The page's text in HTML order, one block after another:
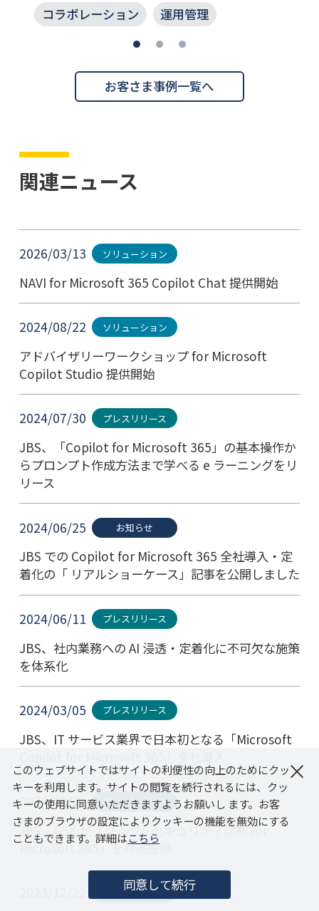
コラボレーション
運用管理
お客さま事例一覧へ
関連ニュース
2026/03/13 ソリューション
NAVI for Microsoft 365 Copilot Chat 提供開始
2024/08/22 ソリューション
アドバイザリーワークショップ for Microsoft
Copilot Studio 提供開始
2024/07/30 プレスリリース
JBS、「Copilot for Microsoft 365」の基本操作か
らプロンプト作成方法まで学べる e ラーニングをリ
リース
2024/06/25 お知らせ
JBS での Copilot for Microsoft 365 全社導入・定
着化の「 リアルショーケース」記事を公開しました
2024/06/11 プレスリリース
JBS、社内業務への AI 浸透・定着化に不可欠な施策
を体系化
2024/03/05 プレスリリース
JBS、IT サービス業界で日本初となる「Microsoft
2024/02/29 プレスリリース
JBS、GSX が「クラウドセキュリティ診断 for
Microsoft 365」を共同提供
お知らせ
このウェブサイトではサイトの利便性の向上のためにクッ
キーを利用します。サイトの閲覧を続行されるには、クッ
キーの使用に同意いただきますようお願いし ます。お客
さまのブラウザの設定によりクッキーの機能を無効にする
こともできます。詳細はこちら
同意して続行
×